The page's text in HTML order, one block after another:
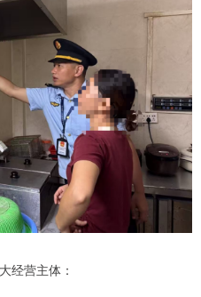
经营主体：